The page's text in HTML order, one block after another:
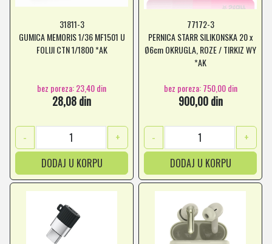
31811-3
GUMICA MEMORIS 1/36 MF1501 U
FOLIJI CTN 1/1800 *AK
bez poreza: 23,40 din
28,08 din
-
+
DODAJ U KORPU
77172-3
PERNICA STARR SILIKONSKA 20 x
Ø6cm OKRUGLA, ROZE / TIRKIZ WY
*AK
bez poreza: 750,00 din
900,00 din
-
+
DODAJ U KORPU